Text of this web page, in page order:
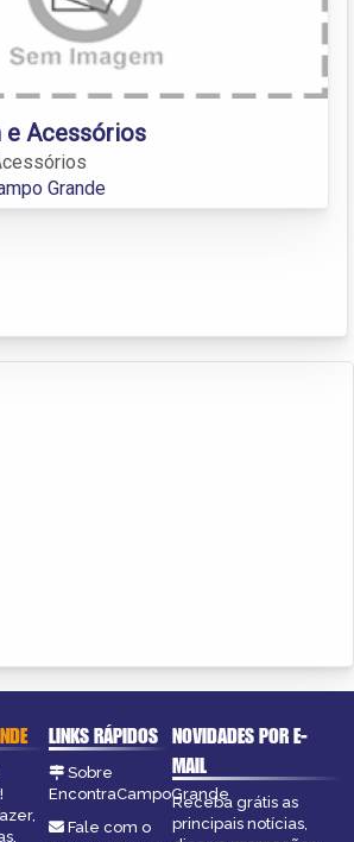
e Acessórios
Grande
LINKS RÁPIDOS
Sobre
EncontraCampoGrande
Fale com o
NOVIDADES POR E-
MAIL
Receba grátis as
principais notícias,